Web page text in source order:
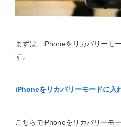
まずは、iPhoneをリカバリーモ
す。
iPhoneをリカバリーモードに入
こちらでiPhoneをリカバリーモ